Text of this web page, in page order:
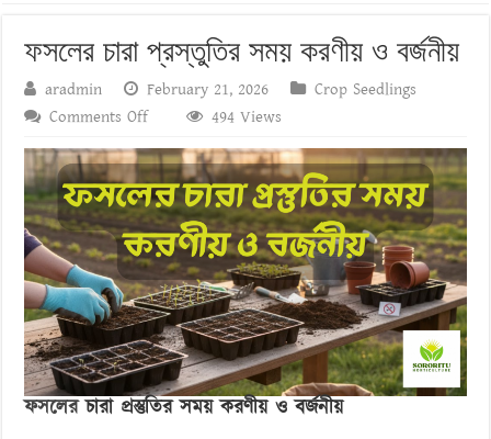
ফসলের চারা প্রস্তুতির সময় করণীয় ও বর্জনীয়
aradmin February 21, 2026
Crop Seedlings
Comments Offon
ফসলের
চারা
প্রস্তুতির
সময়
করণীয়
ও
বর্জনীয়
494 Views
ফসলেরচারা প্রস্তুতির সময় করণীয় ও বর্জনীয়